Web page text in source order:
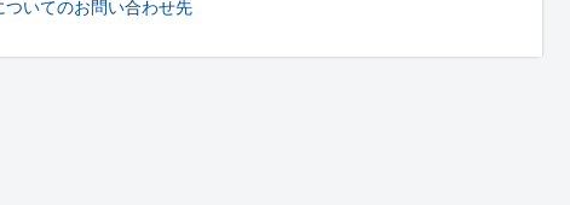
いてのお問い合わせ先